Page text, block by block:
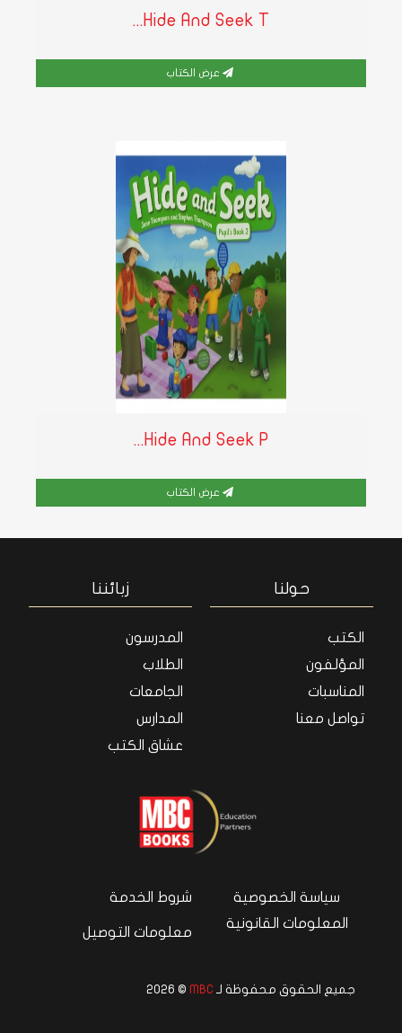
Hide And Seek T...
عرض الكتاب
Hide And Seek P...
عرض الكتاب
حولنا
الكتب
المؤلفون
المناسبات
تواصل معنا
زبائننا
المدرسون
الطلاب
الجامعات
المدارس
عشاق الكتب
سياسة الخصوصية
المعلومات القانونية
شروط الخدمة
معلومات التوصيل
جميع الحقوق محفوظة لـ MBC
© 2026